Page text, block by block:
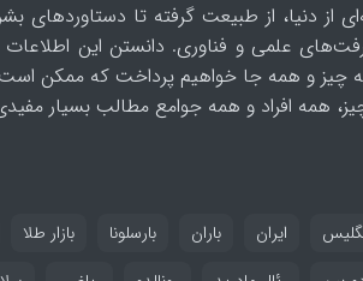
دنیا، از طبیعت گرفته تا دستاوردهای
علمی و فناوری. دانستن این
چیز و همه جا خواهیم پرداخت که ممکن
همه افراد و همه جوامع مطالب بسیار
ایران باران بارسلونا بازار طلا